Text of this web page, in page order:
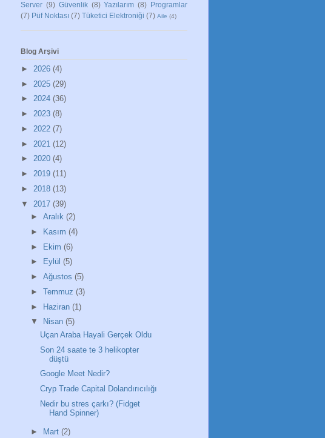
Server (9) Güvenlik (8) Yazılarım (8)
Programlar
(7) Püf Noktası (7) Tüketici Elektroniği (7) Aile (4)
Blog Arşivi
► 2026 (4)
► 2025 (29)
► 2024 (36)
► 2023 (8)
► 2022 (7)
► 2021 (12)
► 2020 (4)
► 2019 (11)
► 2018 (13)
▼ 2017 (39)
► Aralık (2)
►
Kasım (4)
► Ekim (6)
►
Eylül (5)
► Ağustos (5)
► Temmuz (3)
► Haziran (1)
▼
Nisan (5)
Uçan Araba Hayali Gerçek Oldu
Son 24 saate te 3 helikopter
düştü
Google Meet Nedir?
Cryp Trade Capital Dolandırıcılığı
Nedir bu stres çarkı? (Fidget
Hand Spinner)
► Mart (2)